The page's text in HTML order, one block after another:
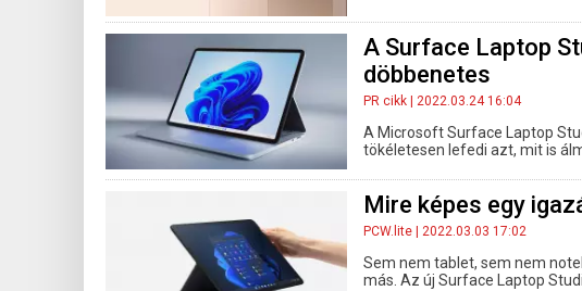
A Surface Laptop
döbbenetes
PR cikk | 2022.03.24 16:04
A Microsoft Surface Laptop
tökéletesen lefedi azt, mit is
Mire képes egy
PCW.lite | 2022.03.03 17:02
Sem nem tablet, sem nem
más. Az új Surface Laptop